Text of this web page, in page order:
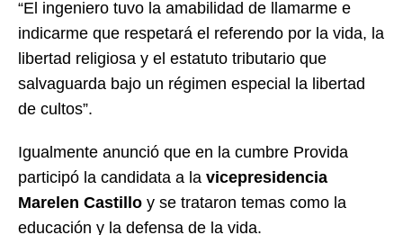
“El ingeniero tuvo la amabilidad de llamarme e
indicarme que respetará el referendo por la vida, la
libertad religiosa y el estatuto tributario que
salvaguarda bajo un régimen especial la libertad
de cultos”.
Igualmente anunció que en la cumbre Provida
participó la candidata a la vicepresidencia
Marelen Castillo y se trataron temas como la
educación y la defensa de la vida.